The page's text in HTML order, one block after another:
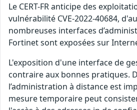
Le CERT-FR anticipe des
vulnérabilité CVE-2022-40684,
nombreuses interfaces
Fortinet sont exposées sur
L'exposition d'une interface de
contraire aux bonnes pratiques.
l’administration à distance est
mesure temporaire peut